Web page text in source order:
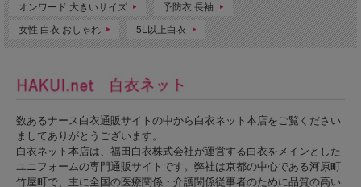
オンワード 大きいサイズ 予防衣 長袖
女性 白衣 おしゃれ 5L以上白衣
数あるナース白衣通販サイトの中から白衣ネット本店をご覧ください
ましてありがとうございます。
白衣ネット本店は、福田白衣株式会社が運営する白衣をメインとした
ユニフォームの専門通販サイトです。弊社は京都の中心である河原町
竹屋町で、主に全国の医療関係・介護関係従事者のために品質の高い